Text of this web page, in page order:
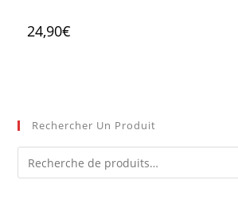
24,90€
Rechercher Un Produit